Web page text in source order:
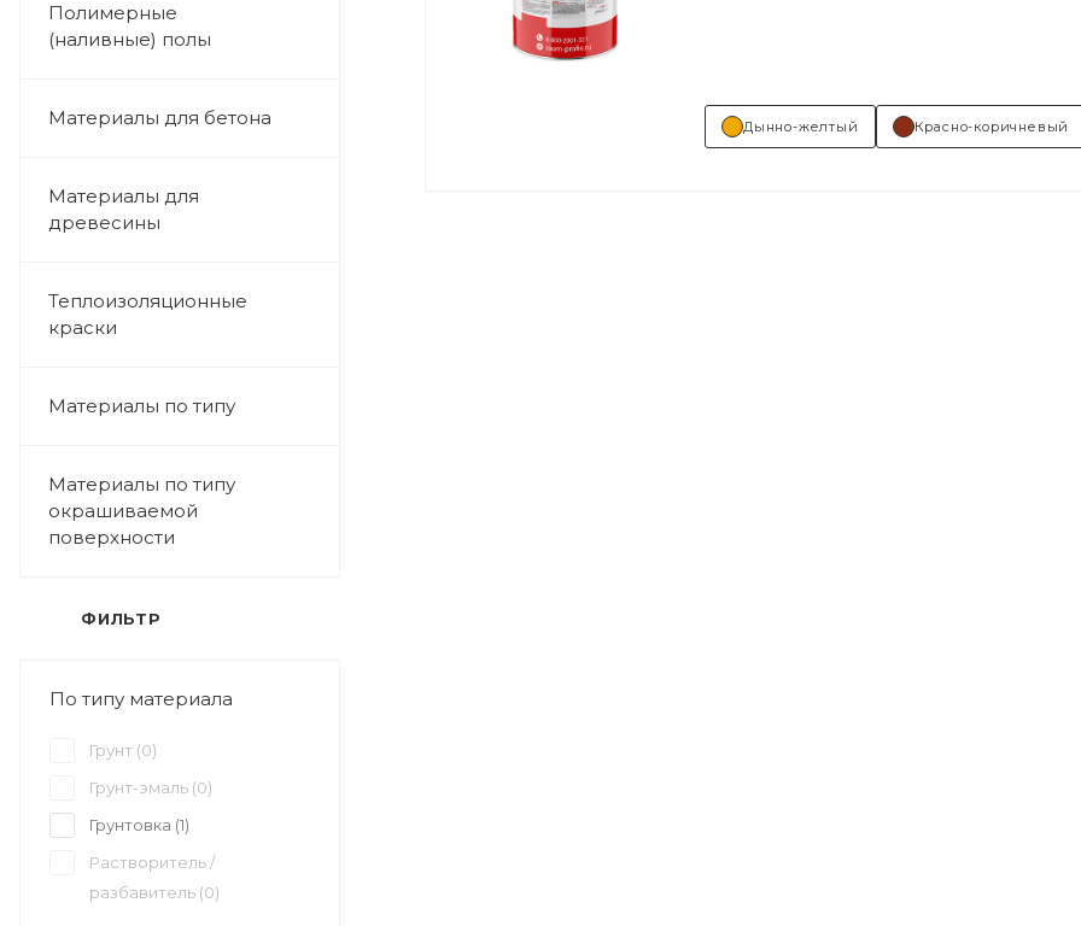
Полимерные
(наливные) полы
Материалы для бетона
Материалы для
древесины
Теплоизоляционные
краски
Материалы по типу
Материалы по типу
окрашиваемой
поверхности
ФИЛЬТР
По типу материала
Грунт (0)
Грунт-эмаль (0)
Грунтовка (1)
Растворитель /
разбавитель (0)
Дынно-желтый Красно-коричневый